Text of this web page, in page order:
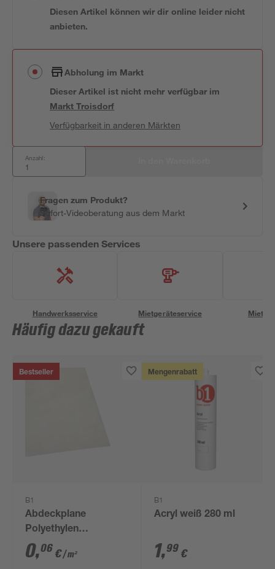
Diesen Artikel können wir dir online leider nicht
anbieten.
Abholung im Markt
Dieser Artikel ist nicht mehr verfügbar im
MarktTroisdorf
Verfügbarkeit in anderen Märkten
Anzahl:
Fragen zum Produkt?
Sofort-Videoberatung aus dem Markt
Unsere passenden Services
Handwerksservice Mietgeräteservice
Häufig dazu gekauft
Bestseller
B1
Abdeckplane
Polyethylen
transparent 4 x 5 m
0,06 €/ m²
Mengenrabatt
B1
Acryl weiß 280 ml
1,99 €